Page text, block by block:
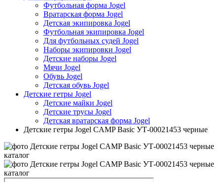
Футбольная форма Jogel
Вратарская форма Jogel
Детская экипировка Jogel
Футбольная экипировка Jogel
Для футбольных судей Jogel
Наборы экипировки Jogel
Детские наборы Jogel
Мячи Jogel
Обувь Jogel
Детская обувь Jogel
Детские гетры Jogel
Детские майки Jogel
Детские трусы Jogel
Детская вратарская форма Jogel
Детские гетры Jogel CAMP Basic УТ-00021453 черные